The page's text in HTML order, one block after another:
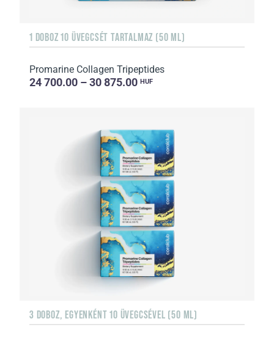
1 DOBOZ 10 ÜVEGCSÉT TARTALMAZ (50 ML)
Promarine Collagen Tripeptides
24 700.00 – 30 875.00 HUF
3 DOBOZ, EGYENKÉNT 10 ÜVEGCSÉVEL (50 ML)